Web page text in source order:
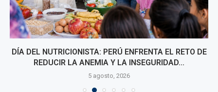
DÍA DEL NUTRICIONISTA: PERÚ ENFRENTA EL RETO DE
REDUCIR LA ANEMIA Y LA INSEGURIDAD...
5 agosto, 2026